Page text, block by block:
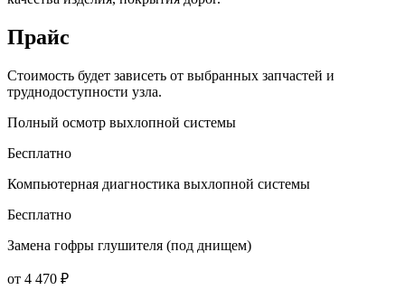
Прайс
Стоимость будет зависеть от выбранных запчастей и
труднодоступности узла.
Полный осмотр выхлопной системы
Бесплатно
Компьютерная диагностика выхлопной системы
Бесплатно
Замена гофры глушителя (под днищем)
от 4 470 ₽